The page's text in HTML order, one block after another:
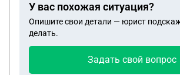
в установленный законом
не претендовала, так как не знала
Недавно, вернувшись в ДНР, я от
что вторая жена и её дочь
в Украину. Дом сейчас числится
У вас похожая ситуация?
Опишите свои детали — юрист
делать.
Задать свой вопрос